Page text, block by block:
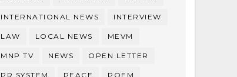
INTERNATIONAL NEWS INTERVIEW
LAW LOCAL NEWS MEVM
MNP TV NEWS OPEN LETTER
PR SYSTEM PEACE POEM